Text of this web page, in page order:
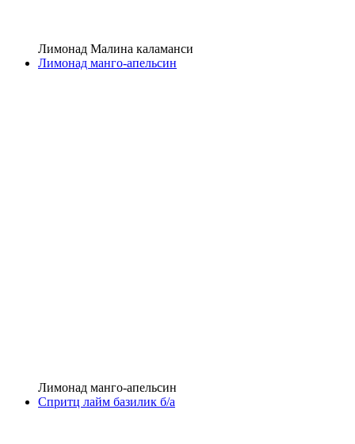
Лимонад Малина каламанси
Лимонад манго-апельсин
Лимонад манго-апельсин
Спритц лайм базилик б/а